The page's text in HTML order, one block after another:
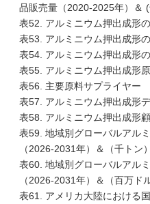
品販売量（2020-2025年）＆
表52. アルミニウム押出成形
表53. アルミニウム押出成形
表54. アルミニウム押出成形
表55. アルミニウム押出成形
表56. 主要原料サプライヤー
表57. アルミニウム押出成形
表58. アルミニウム押出成形
表59. 地域別グローバルアル
（2026-2031年）＆（千トン）
表60. 地域別グローバルアル
（2026-2031年）＆（百万ドル
表61. アメリカ大陸における